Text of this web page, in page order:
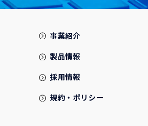
事業紹介
製品情報
採用情報
規約・ポリシー